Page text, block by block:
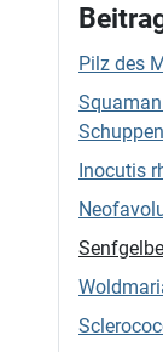
Pilz des
Inocutis